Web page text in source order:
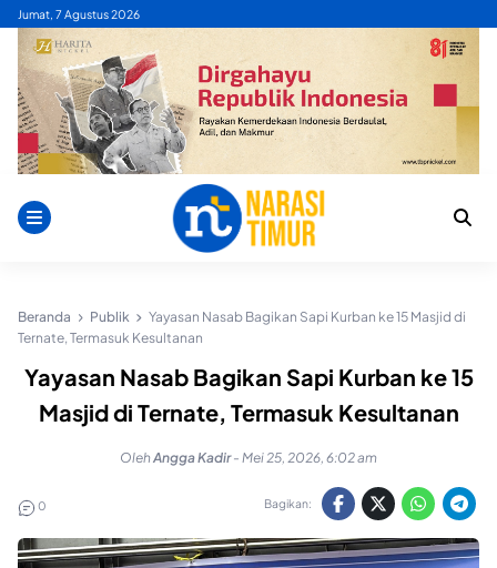
Skip
content
Jumat, 7 Agustus 2026
Beranda Publik
Yayasan Nasab Bagikan Sapi Kurban ke 15 Masjid di
Ternate, Termasuk Kesultanan
Yayasan Nasab Bagikan Sapi Kurban ke 15
Masjid di Ternate, Termasuk Kesultanan
OlehAngga Kadir - Mei 25, 2026, 6:02 am
0 Bagikan: